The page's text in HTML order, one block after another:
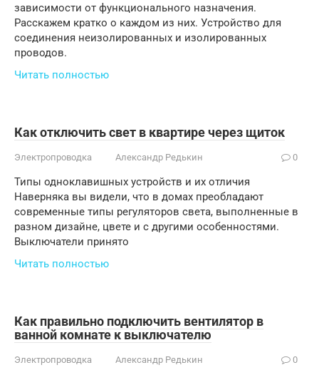
зависимости от функционального назначения.
Расскажем кратко о каждом из них. Устройство для
соединения неизолированных и изолированных
проводов.
Читать полностью
Как отключить свет в квартире через щиток
Электропроводка Александр Редькин 0
Типы одноклавишных устройств и их отличия
Наверняка вы видели, что в домах преобладают
современные типы регуляторов света, выполненные в
разном дизайне, цвете и с другими особенностями.
Выключатели принято
Читать полностью
Как правильно подключить вентилятор в
ванной комнате к выключателю
Электропроводка Александр Редькин 0